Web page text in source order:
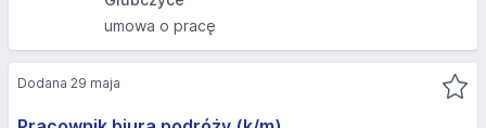
umowa o pracę
Dodana 29 maja